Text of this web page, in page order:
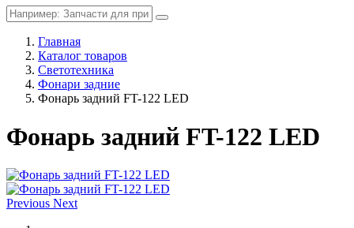
Главная
Каталог товаров
Светотехника
Фонари задние
Фонарь задний FT-122 LED
Фонарь задний FT-122 LED
Previous Next